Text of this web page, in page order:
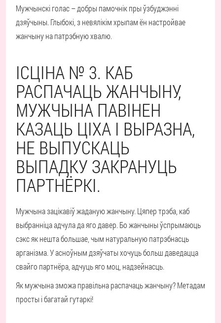
Мужчынскі голас – добры памочнік пры ўзбуджэнні
дзяўчыны. Глыбокі, з невялікім хрыпам ён настройвае
жанчыну на патрэбную хвалю.
ІСЦІНА № 3. КАБ
РАСПАЧАЦЬ ЖАНЧЫНУ,
МУЖЧЫНА ПАВІНЕН
КАЗАЦЬ ЦІХА І ВЫРАЗНА,
НЕ ВЫПУСКАЦЬ
ВЫПАДКУ ЗАКРАНУЦЬ
ПАРТНЁРКІ.
Мужчына зацікавіў жаданую жанчыну. Цяпер трэба, каб
выбранніца адчула да яго давер. Бо жанчыны ўспрымаюць
сэкс як нешта большае, чым натуральную патрэбнасць
арганізма. У асноўным дзяўчаты хочуць больш даведацца
свайго партнёра, адчуць яго моц, надзейнасць.
Як мужчына зможа правільна распачаць жанчыну? Метадам
просты і багатай гутаркі!